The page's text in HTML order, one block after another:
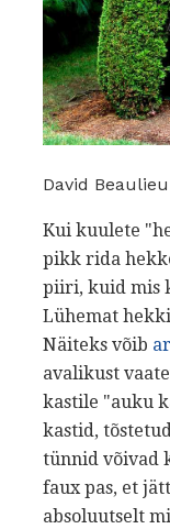
David Beaulieu
Kui kuulete
pikk rida
piiri, kuid mis
Lühemat
Näiteks võib
avalikust
kastile "auku
kastid,
tünnid võivad
faux pas, et
absoluutselt